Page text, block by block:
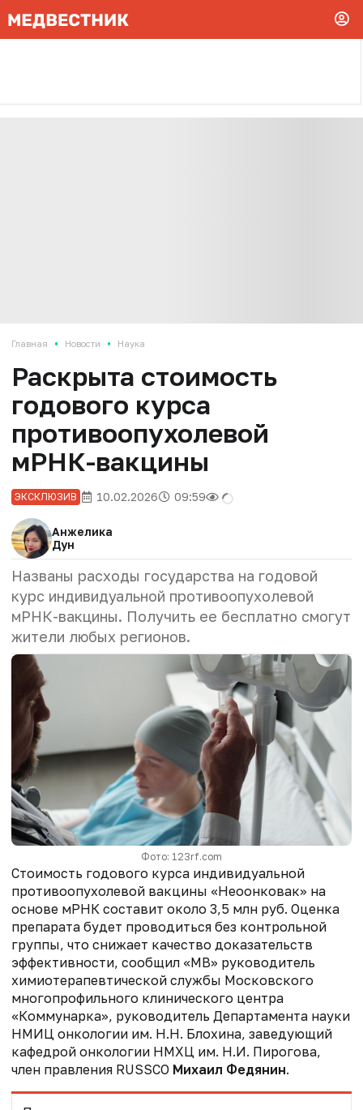
Главная • Новости • Наука
Раскрыта стоимость
годового курса
противоопухолевой
мРНК-вакцины
ЭКСКЛЮЗИВ 10.02.2026 09:59
Анжелика
Дун
Названы расходы государства на годовой
курс индивидуальной противоопухолевой
мРНК-вакцины. Получить ее бесплатно смогут
жители любых регионов.
Фото: 123rf.com
Стоимость годового курса индивидуальной
противоопухолевой вакцины «Неоонковак» на
основе мРНК составит около 3,5 млн руб. Оценка
препарата будет проводиться без контрольной
группы, что снижает качество доказательств
эффективности, сообщил «МВ» руководитель
химиотерапевтической службы Московского
многопрофильного клинического центра
«Коммунарка», руководитель Департамента науки
НМИЦ онкологии им. Н.Н. Блохина, заведующий
кафедрой онкологии НМХЦ им. Н.И. Пирогова,
член правления RUSSCO Михаил Федянин.